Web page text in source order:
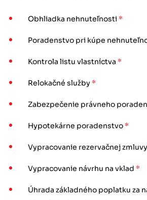
Obhliadka nehnuteľnosti *
Poradenstvo pri kúpe
Kontrola listu vlastníctva *
Relokačné služby *
Zabezpečenie právneho
Hypotekárne poradenstvo *
Vypracovanie rezervačnej zmluvy
Vypracovanie návrhu na vklad *
Úhrada základného poplatku za